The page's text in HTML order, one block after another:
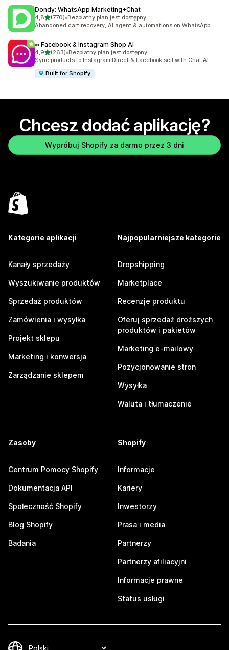
Dondy: WhatsApp Marketing+Chat
4,8na 5 gwiazdek
(770)
Łączna liczba recenzji: 770
•Bezpłatny plan jest dostępny
Abandoned cart recovery, AI agent & automations on WhatsApp
∞ Facebook & Instagram Shop AI
4,9na 5 gwiazdek
(263)
Łączna liczba recenzji: 263
•Bezpłatny plan jest dostępny
Sync products to Instagram Direct & Facebook sell with Chat AI
Built for Shopify
Chcesz dodać aplikację?
Wypróbuj Shopify za darmo przez 3 dni
Kategorie aplikacji
Kanały sprzedaży
Wyszukiwanie produktów
Sprzedaż produktów
Zamówienia i wysyłka
Projekt sklepu
Marketing i konwersja
Zarządzanie sklepem
Najpopularniejsze kategorie
Dropshipping
Marketplace
Recenzje produktu
Oferuj sprzedaż droższych
produktów i pakietów
Marketing e-mailowy
Pozycjonowanie stron
Wysyłka
Waluta i tłumaczenie
Zasoby
Centrum Pomocy Shopify
Dokumentacja API
Społeczność Shopify
Blog Shopify
Badania
Shopify
Informacje
Kariery
Inwestorzy
Prasa i media
Partnerzy
Partnerzy afiliacyjni
Informacje prawne
Status usługi